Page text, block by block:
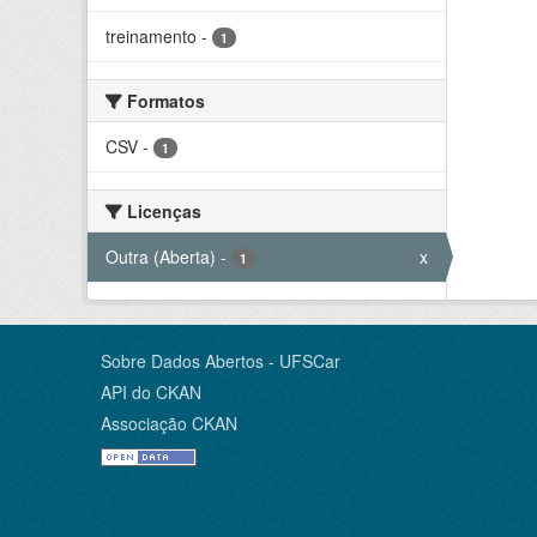
treinamento - 1
Formatos
CSV - 1
Licenças
Outra (Aberta) - 1 x
Sobre Dados Abertos - UFSCar
API do CKAN
Associação CKAN